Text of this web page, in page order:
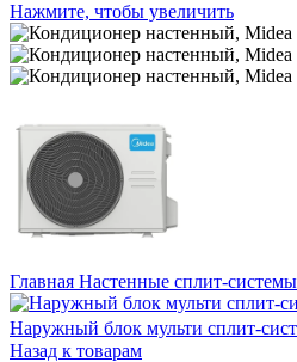
Нажмите, чтобы увеличить
Главная Настенные сплит-системы
Наружный блок мульти сплит-
Назад к товарам